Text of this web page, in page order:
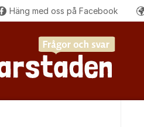
Häng med oss på Facebook